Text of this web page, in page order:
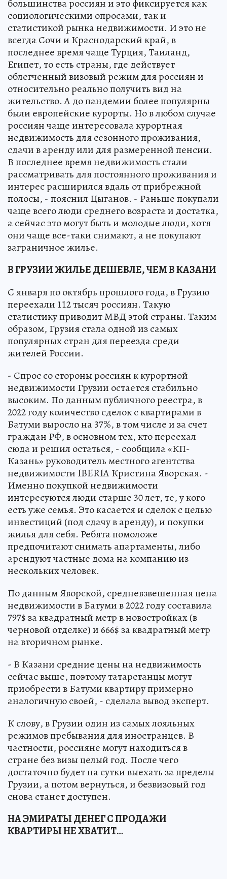
большинства россиян и это фиксируется как
социологическими опросами, так и
статистикой рынка недвижимости. И это не
всегда Сочи и Краснодарский край, в
последнее время чаще Турция, Таиланд,
Египет, то есть страны, где действует
облегченный визовый режим для россиян и
относительно реально получить вид на
жительство. А до пандемии более популярны
были европейские курорты. Но в любом случае
россиян чаще интересовала курортная
недвижимость для сезонного проживания,
сдачи в аренду или для размеренной пенсии.
В последнее время недвижимость стали
рассматривать для постоянного проживания и
интерес расширился вдаль от прибрежной
полосы, - пояснил Цыганов. - Раньше покупали
чаще всего люди среднего возраста и достатка,
а сейчас это могут быть и молодые люди, хотя
они чаще все-таки снимают, а не покупают
заграничное жилье.
В ГРУЗИИ ЖИЛЬЕ ДЕШЕВЛЕ, ЧЕМ В КАЗАНИ
С января по октябрь прошлого года, в Грузию
переехали 112 тысяч россиян. Такую
статистику приводит МВД этой страны. Таким
образом, Грузия стала одной из самых
популярных стран для переезда среди
жителей России.
- Спрос со стороны россиян к курортной
недвижимости Грузии остается стабильно
высоким. По данным публичного реестра, в
2022 году количество сделок с квартирами в
Батуми выросло на 37%, в том числе и за счет
граждан РФ, в основном тех, кто переехал
сюда и решил остаться, - сообщила «КП-
Казань» руководитель местного агентства
недвижимости IBERIA Кристина Яворская. -
Именно покупкой недвижимости
интересуются люди старше 30 лет, те, у кого
есть уже семья. Это касается и сделок с целью
инвестиций (под сдачу в аренду), и покупки
жилья для себя. Ребята помоложе
предпочитают снимать апартаменты, либо
арендуют частные дома на компанию из
нескольких человек.
По данным Яворской, средневзвешенная цена
недвижимости в Батуми в 2022 году составила
797$ за квадратный метр в новостройках (в
черновой отделке) и 666$ за квадратный метр
на вторичном рынке.
- В Казани средние цены на недвижимость
сейчас выше, поэтому татарстанцы могут
приобрести в Батуми квартиру примерно
аналогичную своей, - сделала вывод эксперт.
К слову, в Грузии один из самых лояльных
режимов пребывания для иностранцев. В
частности, россияне могут находиться в
стране без визы целый год. После чего
достаточно будет на сутки выехать за пределы
Грузии, а потом вернуться, и безвизовый год
снова станет доступен.
НА ЭМИРАТЫ ДЕНЕГ С ПРОДАЖИ
КВАРТИРЫ НЕ ХВАТИТ…